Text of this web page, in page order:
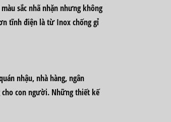
sắc nhã nhặn nhưng không
tĩnh điện là từ Inox chống gỉ
nhậu, nhà hàng, ngân
con người. Những thiết kế